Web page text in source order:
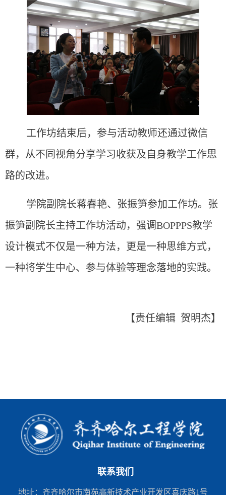
工作坊结束后，参与活动教师还通过微信
群，从不同视角分享学习收获及自身教学工作思
路的改进。
学院副院长蒋春艳、张振笋参加工作坊。张
振笋副院长主持工作坊活动，强调BOPPPS教学
设计模式不仅是一种方法，更是一种思维方式，
一种将学生中心、参与体验等理念落地的实践。
【责任编辑 贺明杰】
联系我们
地址：齐齐哈尔市南苑高新技术产业开发区喜庆路1号